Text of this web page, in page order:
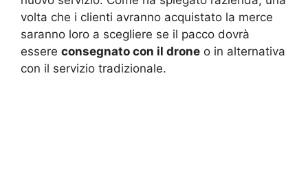
volta che i clienti avranno acquistato la merce
saranno loro a scegliere se il pacco dovrà
essere consegnato con il drone o in alternativa
con il servizio tradizionale.